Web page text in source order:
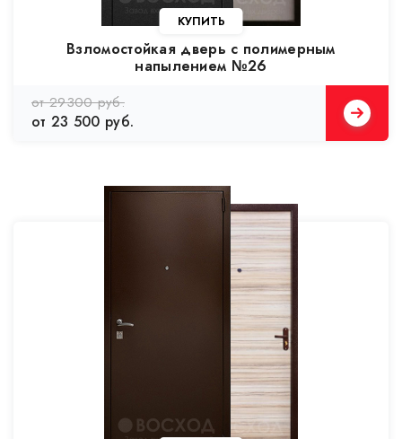
Взломостойкая дверь с полимерным
напылением №26
от 29300 руб.
от 23 500 руб.